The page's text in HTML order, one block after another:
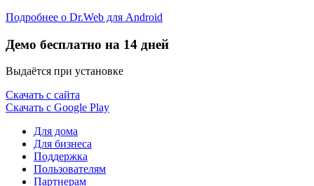
Подробнее о Dr.Web для Android
Демо бесплатно на 14 дней
Выдаётся при установке
Скачать с сайта
Скачать с Google Play
Для дома
Для бизнеса
Поддержка
Пользователям
Партнерам